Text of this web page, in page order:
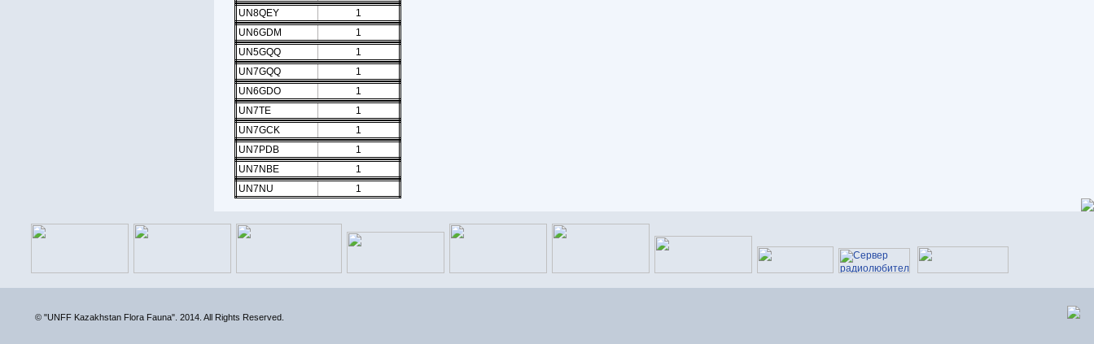
UN8QEY
1
UN6GDM
1
UN5GQQ
1
UN7GQQ
1
UN6GDO
1
UN7TE
1
UN7GCK
1
UN7PDB
1
UN7NBE
1
UN7NU
1
© "UNFF Kazakhstan Flora Fauna". 2014. All Rights Reserved.